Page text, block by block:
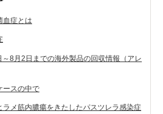
血症とは
8月2日までの海外製品の回収情報（アレ
ースの中で
ラメ筋内膿瘍をきたしたパスツレラ感染症